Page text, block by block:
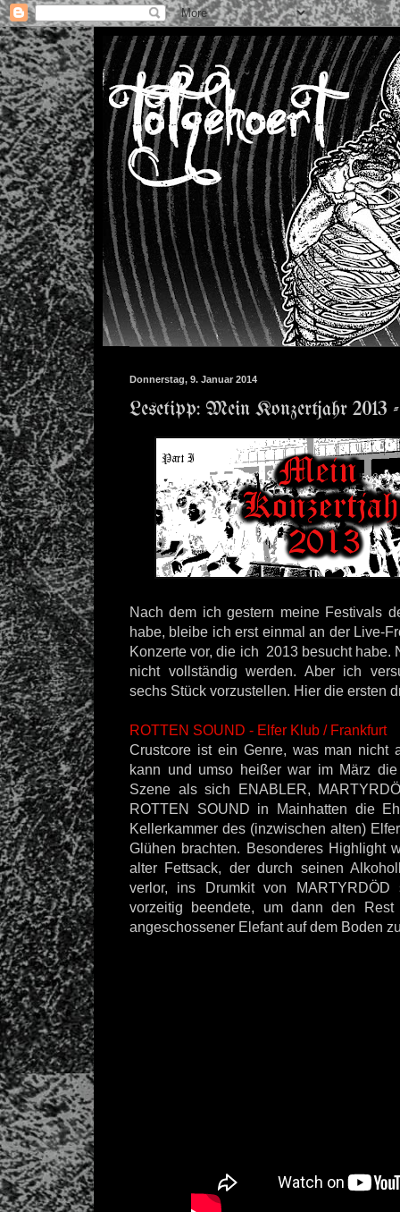
Donnerstag, 9. Januar 2014
Lesetipp: Mein Konzertjahr
Nach dem ich gestern meine Festivals
habe, bleibe ich erst einmal an der Live-
Konzerte vor, die ich 2013 besucht habe.
nicht vollständig werden. Aber ich
sechs Stück vorzustellen. Hier die ersten
ROTTEN SOUND - Elfer Klub / Frankfurt
Crustcore ist ein Genre, was man nicht
kann und umso heißer war im März die
Szene als sich ENABLER,
ROTTEN SOUND in Mainhatten die
Kellerkammer des (inzwischen alten)
Glühen brachten. Besonderes Highlight
alter Fettsack, der durch seinen
verlor, ins Drumkit von
vorzeitig beendete, um dann den
angeschossener Elefant auf dem Boden